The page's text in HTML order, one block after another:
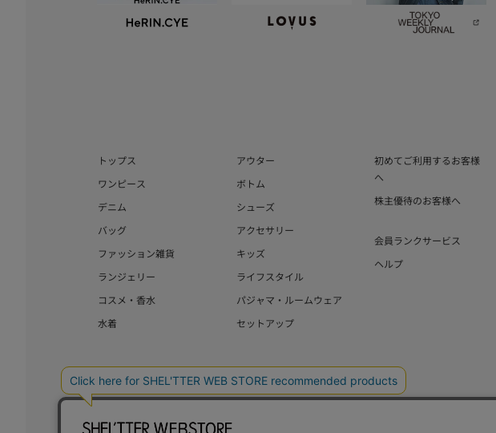
トップス
アウター
ワンピース
ボトム
デニム
シューズ
バッグ
アクセサリー
ファッション雑貨
キッズ
ランジェリー
ライフスタイル
コスメ・香水
パジャマ・ルームウェア
水着
セットアップ
初めてご利用するお客様
へ
株主優待のお客様へ
会員ランクサービス
ヘルプ